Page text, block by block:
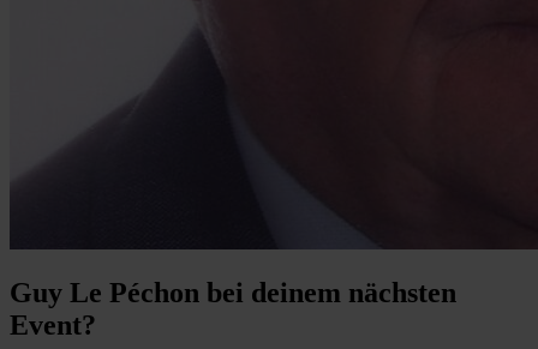
Guy Le Péchon bei deinem nächsten
Event?